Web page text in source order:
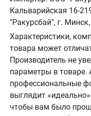
Кальварийская 16-
"Ракурсбай", г.
Характеристики,
товара может
Производитель не
параметры в
профессиональные
выглядит
чтобы вам было